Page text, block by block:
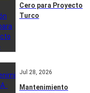
Cero para Proyecto
Turco
Jul 28, 2026
Mantenimiento